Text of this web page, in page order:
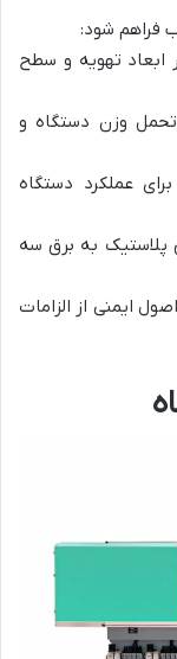
فراهم شود:
تهویه و سطح
وزن دستگاه و
عملکرد دستگاه
پلاستیک به برق سه
ایمنی از الزامات